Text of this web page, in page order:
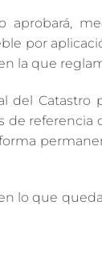
aprobará,
por
la que
del Catastro
de
lo que